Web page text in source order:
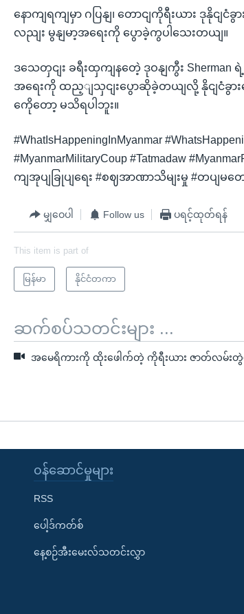
နောကျရကျမှာ ဂပြနျ၊ တောငျကိုရီးယား ဒုနိုငျငံ
လညျး မွနျမာ့အရေးကို ပွောခဲ့ကွပါသေးတယျ။
ဒသေတှငျး ခရီးထှကျနတေဲ့ ဒုဝနျကွီး Sherman
အရေးကို ထည့ျသှငျးပွောဆိုခဲ့တယျလို့ နိုငျငံခွာ
ကေိုတော့ မသိရပါဘူး။
#WhatIsHappeningInMyanmar
#MyanmarMilitaryCoup #Tatmadaw
ကျအုပျခြုပျရေး #စဈအာဏာသိမျးမှု #တပျမတ
မျှဝေပါ Follow us ပရင့်ထုတ်ရန်
This item is part of
မြန်မာ နိုင်ငံတကာ
ဆက်စပ်သတင်းများ ...
အမေရိကားကို ထိုးဖေါက်တဲ့ ကိုရီးယား ဇာတ်လမ်းတွဲမ
၀န်ဆောင်မှုများ
RSS
ပေါ့ဒ်ကတ်စ်
နေ့စဉ်အီးမေးလ်သတင်းလွှာ